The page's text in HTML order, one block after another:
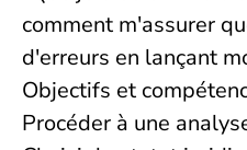
comment m'assurer
d'erreurs en lançant
Objectifs et
Procéder à une